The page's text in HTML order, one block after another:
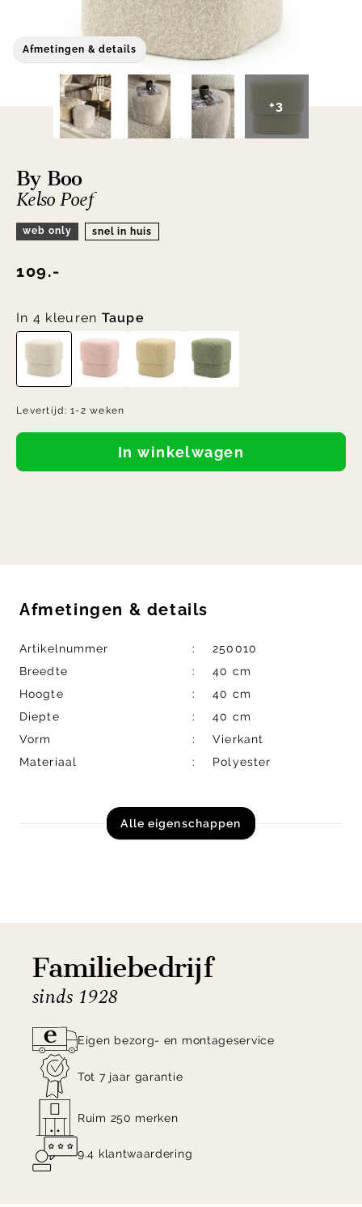
Afmetingen & details
+3
By Boo
Kelso Poef
web only snel in huis
109.-
In 4 kleuren Taupe
Levertijd:1-2 weken
In winkelwagen
Afmetingen & details
Artikelnummer
250010
Breedte
40 cm
Hoogte
40 cm
Diepte
40 cm
Vorm
Vierkant
Materiaal
Polyester
Alle eigenschappen
Familiebedrijf
sinds 1928
Eigen bezorg- en montageservice
Tot 7 jaar garantie
Ruim 250 merken
9.4 klantwaardering